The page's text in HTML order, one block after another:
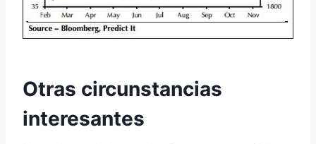
Otras circunstancias
interesantes